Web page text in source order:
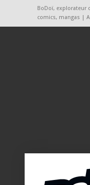
BoDoï, explorateur
comics, mangas |